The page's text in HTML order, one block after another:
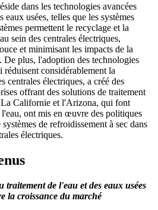
dans les technologies avancées
eaux usées, telles que les systèmes
permettent le recyclage et la
sein des centrales électriques,
et minimisant les impacts de la
De plus, l'adoption des technologies
réduisent considérablement la
centrales électriques, a créé des
offrant des solutions de traitement
La Californie et l'Arizona, qui font
l'eau, ont mis en œuvre des politiques
de refroidissement à sec dans
électriques.
de l'eau et des eaux usées
la croissance du marché